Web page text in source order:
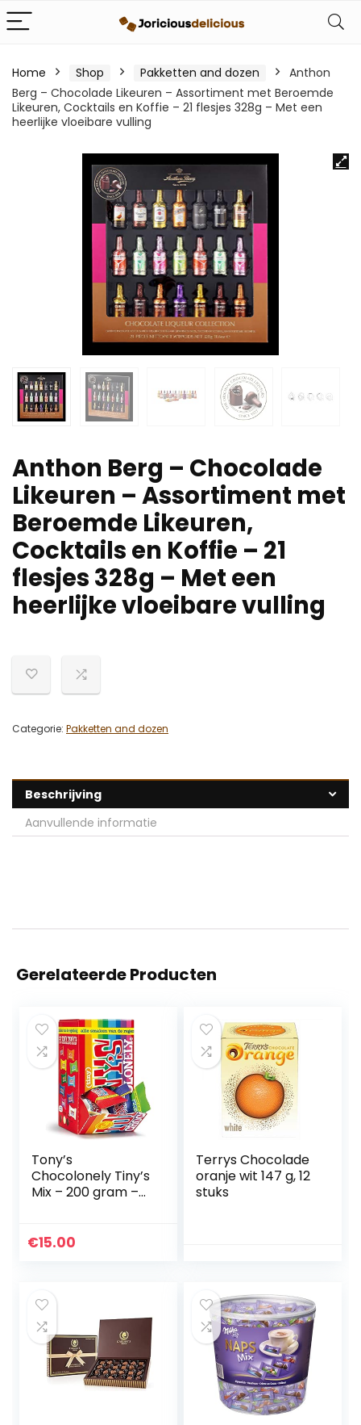
Home Shop Pakketten and dozen
Anthon
Berg – Chocolade Likeuren – Assortiment met Beroemde
Likeuren, Cocktails en Koffie – 21 flesjes 328g – Met een
heerlijke vloeibare vulling
Anthon Berg – Chocolade
Likeuren – Assortiment met
Beroemde Likeuren,
Cocktails en Koffie – 21
flesjes 328g – Met een
heerlijke vloeibare vulling
Categorie: Pakketten and dozen
Beschrijving
Aanvullende informatie
Gerelateerde Producten
Tony’s
Chocolonely Tiny’s
Mix – 200 gram –
€15.00
Terrys Chocolade
oranje wit 147 g, 12
stuks